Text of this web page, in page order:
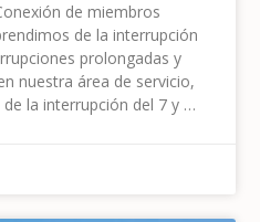
de miembros
de la interrupción
prolongadas y
nuestra área de servicio,
la interrupción del 7 y 8